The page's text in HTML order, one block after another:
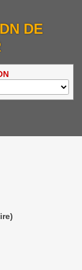
DE